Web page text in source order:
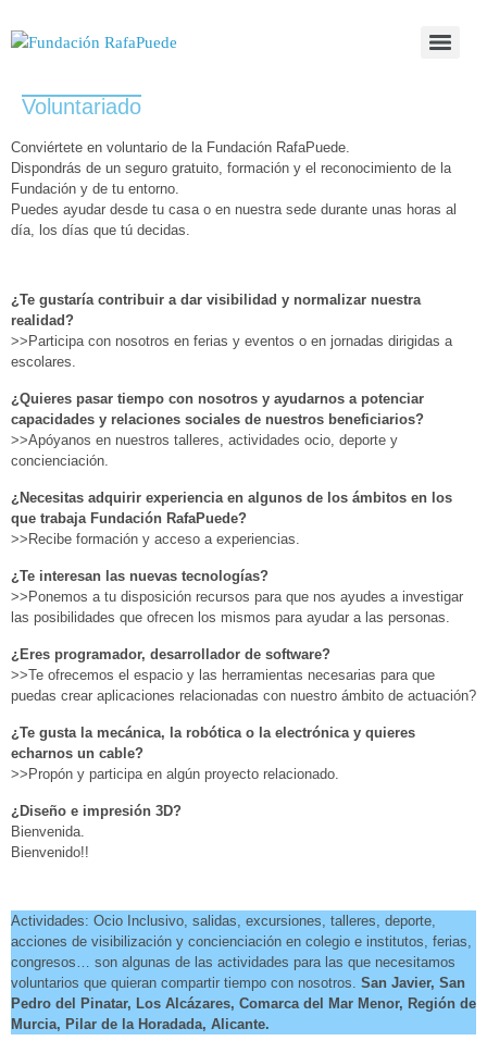
Voluntariado
Conviértete en voluntario de la Fundación RafaPuede.
Dispondrás de un seguro gratuito, formación y el reconocimiento de la
Fundación y de tu entorno.
Puedes ayudar desde tu casa o en nuestra sede durante unas horas al
día, los días que tú decidas.
¿Te gustaría contribuir a dar visibilidad y normalizar nuestra
realidad?
>>Participa con nosotros en ferias y eventos o en jornadas dirigidas a
escolares.
¿Quieres pasar tiempo con nosotros y ayudarnos a potenciar
capacidades y relaciones sociales de nuestros beneficiarios?
>>Apóyanos en nuestros talleres, actividades ocio, deporte y
concienciación.
¿Necesitas adquirir experiencia en algunos de los ámbitos en los
que trabaja Fundación RafaPuede?
>>Recibe formación y acceso a experiencias.
¿Te interesan las nuevas tecnologías?
>>Ponemos a tu disposición recursos para que nos ayudes a investigar
las posibilidades que ofrecen los mismos para ayudar a las personas.
¿Eres programador, desarrollador de software?
>>Te ofrecemos el espacio y las herramientas necesarias para que
puedas crear aplicaciones relacionadas con nuestro ámbito de actuación?
¿Te gusta la mecánica, la robótica o la electrónica y quieres
echarnos un cable?
>>Propón y participa en algún proyecto relacionado.
¿Diseño e impresión 3D?
Bienvenida.
Bienvenido!!
Actividades: Ocio Inclusivo, salidas, excursiones, talleres, deporte,
acciones de visibilización y concienciación en colegio e institutos, ferias,
congresos… son algunas de las actividades para las que necesitamos
voluntarios que quieran compartir tiempo con nosotros. San Javier, San
Pedro del Pinatar, Los Alcázares, Comarca del Mar Menor, Región de
Murcia, Pilar de la Horadada, Alicante.